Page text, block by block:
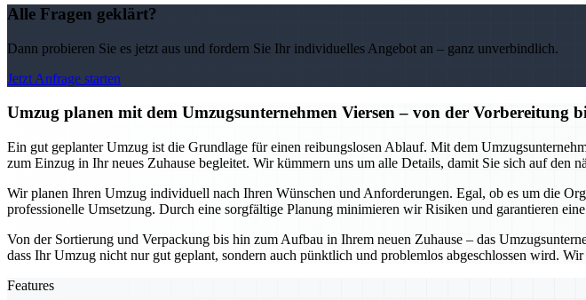
Alle Fragen geklärt?
Dann probieren Sie es jetzt aus und fordern Sie Ihr individuelles Angebot an – ganz unverbindlich.
Jetzt Anfrage starten
Umzug planen mit dem Umzugsunternehmen Viersen – von der Vorbereitung
Ein gut geplanter Umzug ist die Grundlage für einen reibungslosen Ablauf. Mit dem
zum Einzug in Ihr neues Zuhause begleitet. Wir kümmern uns um alle Details, damit Sie sich auf den
Wir planen Ihren Umzug individuell nach Ihren Wünschen und Anforderungen. Egal, ob es um die
professionelle Umsetzung. Durch eine sorgfältige Planung minimieren wir Risiken und garantieren
Von der Sortierung und Verpackung bis hin zum Aufbau in Ihrem neuen Zuhause – das
dass Ihr Umzug nicht nur gut geplant, sondern auch pünktlich und problemlos abgeschlossen wird.
Features